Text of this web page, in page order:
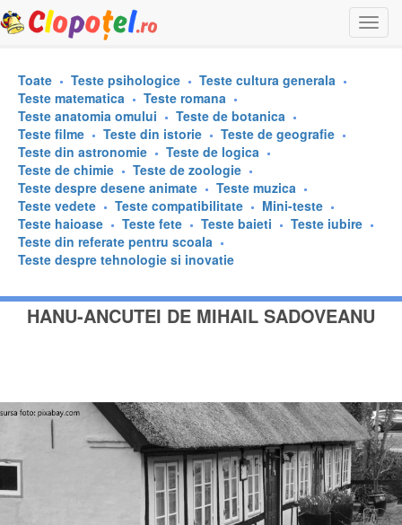
Toate Teste psihologice
Teste cultura generala
Teste matematica
Teste romana
Teste anatomia omului
Teste de botanica
Teste filme
Teste din istorie
Teste de geografie
Teste din astronomie
Teste de logica
Teste de chimie
Teste de zoologie
Teste despre desene animate
Teste muzica
Teste vedete
Teste compatibilitate
Mini-teste
Teste haioase
Teste fete Teste baieti
Teste iubire
Teste din referate pentru scoala
Teste despre tehnologie si inovatie
HANU-ANCUTEI DE MIHAIL SADOVEANU